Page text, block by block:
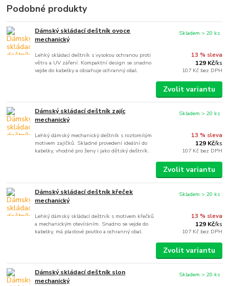
Podobné produkty
Dámský skládací deštník ovoce
mechanický
Lehký skládací deštník s vysokou ochranou proti
větru a UV záření. Kompaktní design se snadno
vejde do kabelky a obsahuje ochranný obal.
13 % sleva
129 Kč/ks
107 Kč bez DPH
Skladem > 20 ks
Zvolit variantu
Dámský skládací deštník zajíc
mechanický
Lehký dámský mechanický deštník s roztomilým
motivem zajíčků. Skladné provedení ideální do
kabelky, vhodné pro ženy i jako dětský deštník.
13 % sleva
129 Kč/ks
107 Kč bez DPH
Skladem > 20 ks
Zvolit variantu
Dámský skládací deštník křeček
mechanický
Lehký dámský skládací deštník s motivem křečků
a mechanickým otevíráním. Snadno se vejde do
kabelky, má plastové poutko a ochranný obal.
13 % sleva
129 Kč/ks
107 Kč bez DPH
Skladem > 20 ks
Zvolit variantu
Dámský skládací deštník slon
mechanický
Skladem > 20 ks